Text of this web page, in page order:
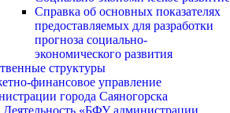
Справка об основных показателях
предоставляемых для разработки
прогноза социально-
экономического развития
структуры
финансовое управление
города Саяногорска